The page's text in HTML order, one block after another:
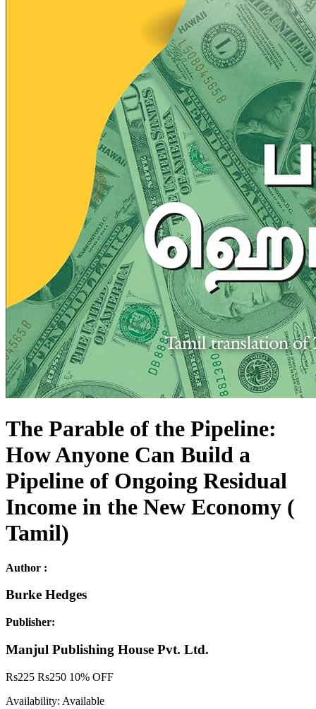
The Parable of the Pipeline:
How Anyone Can Build a
Pipeline of Ongoing Residual
Income in the New Economy (
Tamil)
Author :
Burke Hedges
Publisher:
Manjul Publishing House Pvt. Ltd.
Rs225 Rs250 10% OFF
Availability: Available